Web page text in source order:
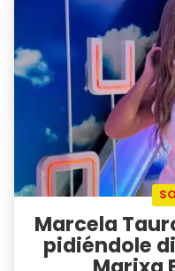
Marcela
pidiéndole